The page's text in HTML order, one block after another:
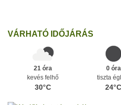
VÁRHATÓ IDŐJÁRÁS
21 óra
kevés felhő
30°C
0 óra
tiszta
24°C